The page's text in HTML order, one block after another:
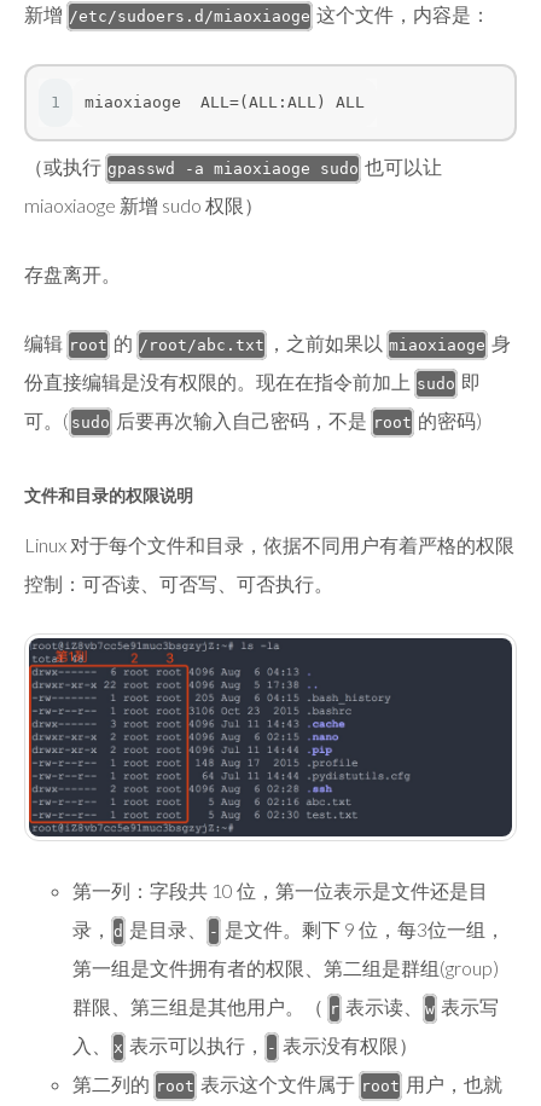
新增 /etc/sudoers.d/miaoxiaoge 这个文件，内容是：
1 miaoxiaoge  ALL=(ALL:ALL) ALL
（或执行 gpasswd -a miaoxiaoge sudo 也可以让
miaoxiaoge 新增 sudo 权限）
存盘离开。
编辑 root 的 /root/abc.txt ，之前如果以 miaoxiaoge 身
份直接编辑是没有权限的。现在在指令前加上 sudo 即
可。( sudo 后要再次输入自己密码，不是 root 的密码)
文件和目录的权限说明
Linux 对于每个文件和目录，依据不同用户有着严格的权限
控制：可否读、可否写、可否执行。
第一列：字段共 10 位，第一位表示是文件还是目
录， d 是目录、 - 是文件。剩下 9 位，每3位一组，
第一组是文件拥有者的权限、第二组是群组(group)
群限、第三组是其他用户。（ r 表示读、 w 表示写
入、
x 表示可以执行， - 表示没有权限）
第二列的 root 表示这个文件属于 root 用户，也就